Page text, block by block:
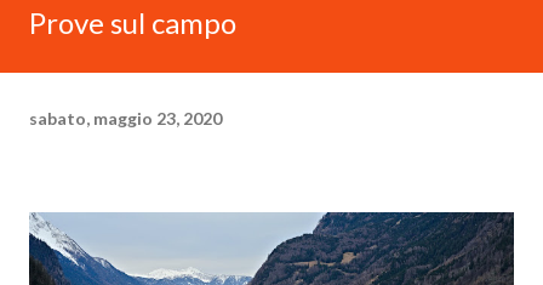
Prove sul campo
sabato, maggio 23, 2020